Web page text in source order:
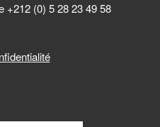
+212 (0) 5 28 23 49 58